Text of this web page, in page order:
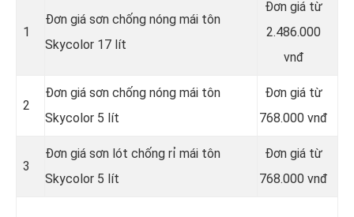
1
Đơn giá sơn chống nóng mái tôn
Skycolor 17 lít
Đơn giá từ
2.486.000
vnđ
2
Đơn giá sơn chống nóng mái tôn
Skycolor 5 lít
Đơn giá từ
768.000 vnđ
3
Đơn giá sơn lót chống rỉ mái tôn
Skycolor 5 lít
Đơn giá từ
768.000 vnđ